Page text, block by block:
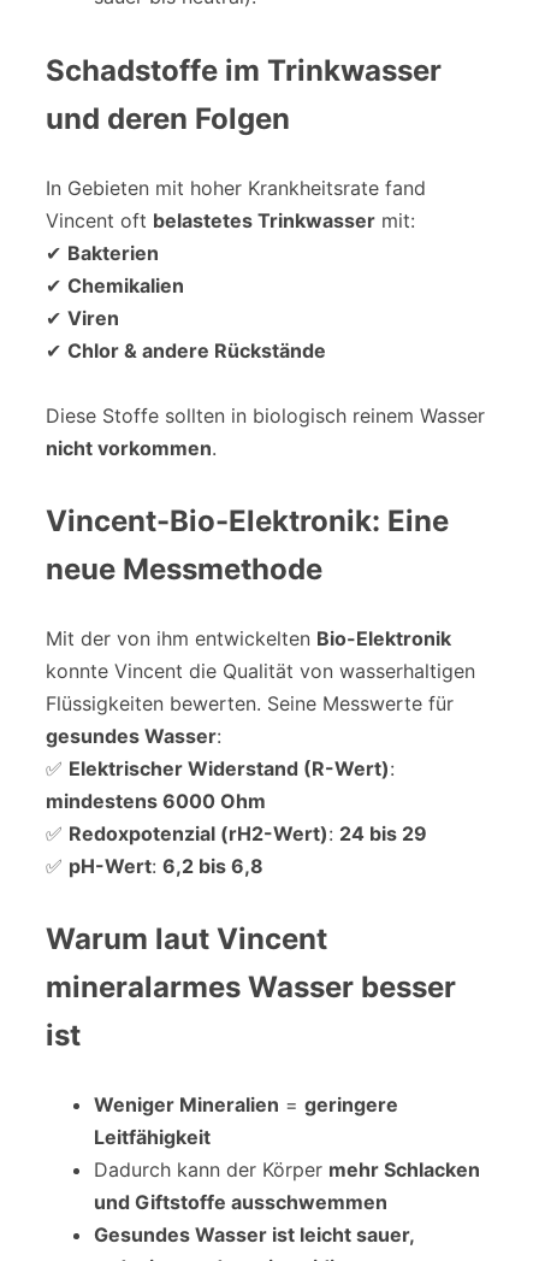
Schadstoffe im Trinkwasser
und deren Folgen
In Gebieten mit hoher Krankheitsrate fand
Vincent oft belastetes Trinkwasser mit:
✔ Bakterien
✔ Chemikalien
✔ Viren
✔ Chlor & andere Rückstände
Diese Stoffe sollten in biologisch reinem Wasser
nicht vorkommen.
Vincent-Bio-Elektronik: Eine
neue Messmethode
Mit der von ihm entwickelten Bio-Elektronik
konnte Vincent die Qualität von wasserhaltigen
Flüssigkeiten bewerten. Seine Messwerte für
gesundes Wasser:
✅ Elektrischer Widerstand (R-Wert):
mindestens 6000 Ohm
✅ Redoxpotenzial (rH2-Wert): 24 bis 29
✅ pH-Wert: 6,2 bis 6,8
Warum laut Vincent
mineralarmes Wasser besser
ist
Weniger Mineralien = geringere
Leitfähigkeit
Dadurch kann der Körper mehr Schlacken
und Giftstoffe ausschwemmen
Gesundes Wasser ist leicht sauer,